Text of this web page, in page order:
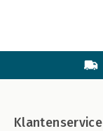
Klantenservice